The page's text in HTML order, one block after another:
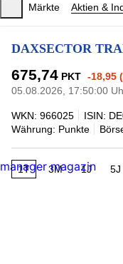
Märkte Aktien &
DAXSECTOR
675,74 PKT -18,95
05.08.2026, 17:50:00
WKN: 966025 ISIN:
Währung: Punkte
1T 3M 1J 5J
manager magazin